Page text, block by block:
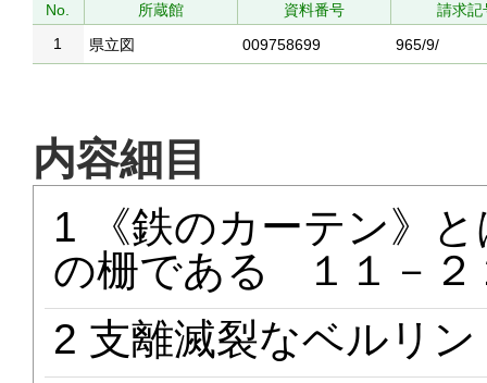
No. 所蔵館 資料番号
請求記
1
県立図 009758699 965/9/
内容細目
1 《鉄のカーテン》
の栅である １１－２
2 支離滅裂なベルリ